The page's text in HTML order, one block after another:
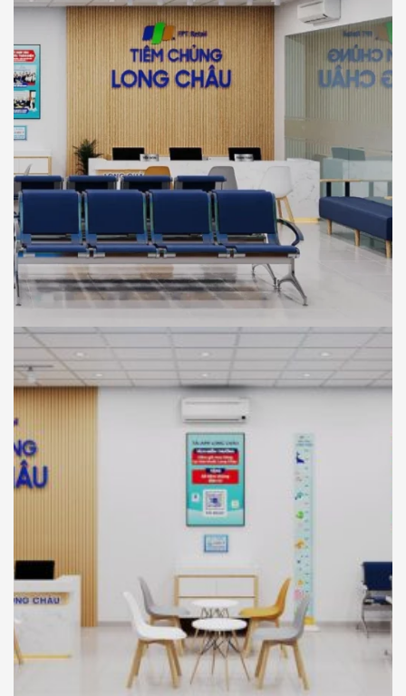
NHÀ THUỐC LONG CHÂU THIẾT KẾ
Thiết Kế Phối Cảnh 3D Trung Tâm Tiêm
Chủng Long Châu , Chơn Thành, Bình
Phước
NHÀ THUỐC LONG CHÂU THIẾT KẾ